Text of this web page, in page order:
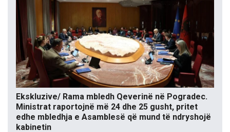
Ekskluzive/ Rama mbledh Qeverinë në Pogradec.
Ministrat raportojnë më 24 dhe 25 gusht, pritet
edhe mbledhja e Asamblesë që mund të ndryshojë
kabinetin